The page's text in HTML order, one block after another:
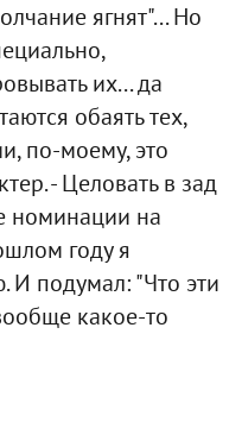
ягнят"... Но
их... да
обаять тех,
по-моему, это
- Целовать в зад
номинации на
году я
И подумал: "Что эти
какое-то